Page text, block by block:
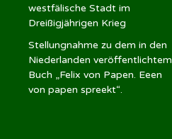
westfälische Stadt im
Dreißigjährigen Krieg
Stellungnahme zu dem in den
Niederlanden veröffentlichtem
Buch „Felix von Papen. Eeen
von papen spreekt“.